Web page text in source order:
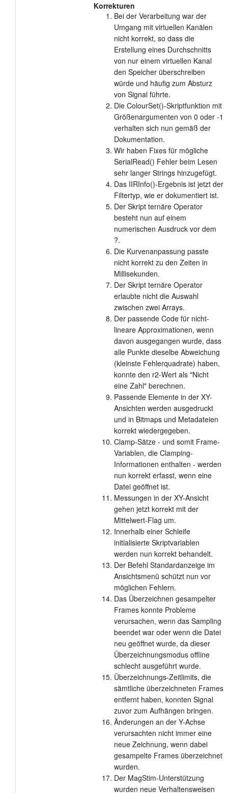
Korrekturen
Bei der Verarbeitung war der
Umgang mit virtuellen Kanälen
nicht korrekt, so dass die
Erstellung eines Durchschnitts
von nur einem virtuellen Kanal
den Speicher überschreiben
würde und häufig zum Absturz
von Signal führte.
Die ColourSet()-Skriptfunktion mit
Größenargumenten von 0 oder -1
verhalten sich nun gemäß der
Dokumentation.
Wir haben Fixes für mögliche
SerialRead() Fehler beim Lesen
sehr langer Strings hinzugefügt.
Das IIRInfo()-Ergebnis ist jetzt der
Filtertyp, wie er dokumentiert ist.
Der Skript ternäre Operator
besteht nun auf einem
numerischen Ausdruck vor dem
?.
Die Kurvenanpassung passte
nicht korrekt zu den Zeiten in
Millisekunden.
Der Skript ternäre Operator
erlaubte nicht die Auswahl
zwischen zwei Arrays.
Der passende Code für nicht-
lineare Approximationen, wenn
davon ausgegangen wurde, dass
alle Punkte dieselbe Abweichung
(kleinste Fehlerquadrate) haben,
konnte den r2-Wert als "Nicht
eine Zahl" berechnen.
Passende Elemente in der XY-
Ansichten werden ausgedruckt
und in Bitmaps und Metadateien
korrekt wiedergegeben.
Clamp-Sätze - und somit Frame-
Variablen, die Clamping-
Informationen enthalten - werden
nun korrekt erfasst, wenn eine
Datei geöffnet ist.
Messungen in der XY-Ansicht
gehen jetzt korrekt mit der
Mittelwert-Flag um.
Innerhalb einer Schleife
initialisierte Skriptvariablen
werden nun korrekt behandelt.
Der Befehl Standardanzeige im
Ansichtsmenü schützt nun vor
möglichen Fehlern.
Das Überzeichnen gesampelter
Frames konnte Probleme
verursachen, wenn das Sampling
beendet war oder wenn die Datei
neu geöffnet wurde, da dieser
Überzeichnungsmodus offline
schlecht ausgeführt wurde.
Überzeichnungs-Zeitlimits, die
sämtliche überzeichneten Frames
entfernt haben, konnten Signal
zuvor zum Aufhängen bringen.
Änderungen an der Y-Achse
verursachten nicht immer eine
neue Zeichnung, wenn dabei
gesampelte Frames überzeichnet
wurden.
Der MagStim-Unterstützung
wurden neue Verhaltensweisen